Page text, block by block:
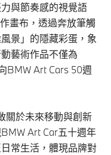
與節奏感的視覺語
畫布，透過奔放筆觸
景」的隱藏彩蛋，象
藝術作品不僅為
BMW Art Cars 50週
關於未來移動與創新
Art Car五十週年
常生活，體現品牌對